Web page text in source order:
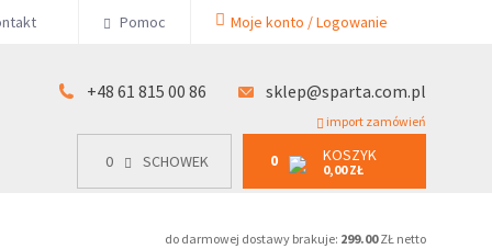
Pomoc Moje konto / Logowanie
+48 61 815 00 86 sklep@sparta.com.pl
import zamówień
0 SCHOWEK 0 KOSZYK
0,00 ZŁ
do darmowej dostawy brakuje: 299.00ZŁ netto
0 SCHOWEK 0 KOSZYK
0,00 ZŁ
00 86